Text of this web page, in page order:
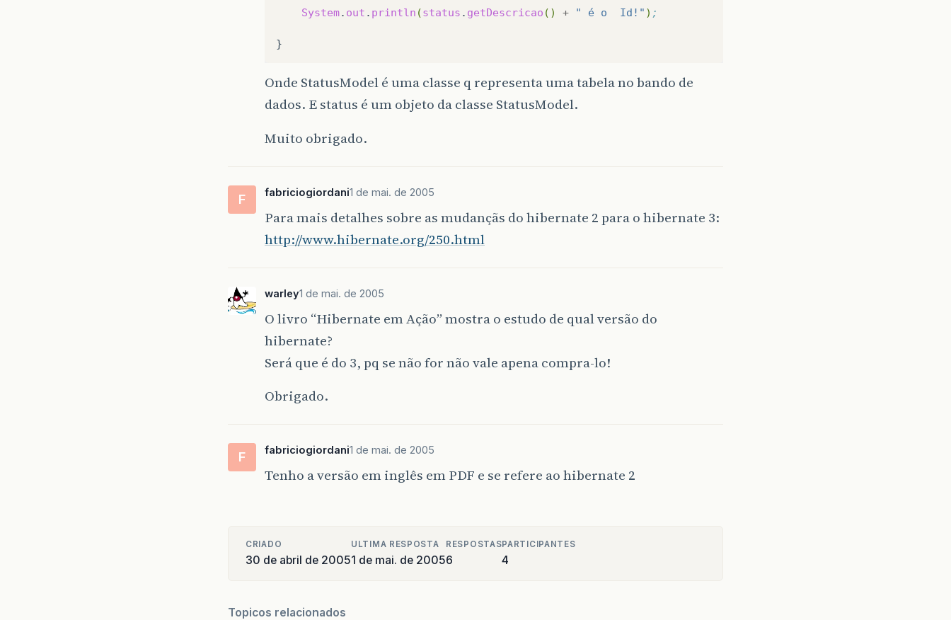
System. out . println (status . getDescricao () + " é o  Id!" ) ;
Onde StatusModel é uma classe q representa uma tabela no bando de
dados. E status é um objeto da classe StatusModel.
Muito obrigado.
F fabriciogiordani1 de mai. de 2005
Para mais detalhes sobre as mudançãs do hibernate 2 para o hibernate 3:
http://www.hibernate.org/250.html
warley1 de mai. de 2005
O livro “Hibernate em Ação” mostra o estudo de qual versão do
hibernate?
Será que é do 3, pq se não for não vale apena compra-lo!
Obrigado.
F fabriciogiordani1 de mai. de 2005
Tenho a versão em inglês em PDF e se refere ao hibernate 2
CRIADO
30 de abril de 2005
ULTIMA RESPOSTA
1 de mai. de 2005
RESPOSTAS
6
PARTICIPANTES
4
Topicos relacionados